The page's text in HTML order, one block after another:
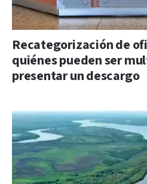
Recategorización de
quiénes pueden ser
presentar un descargo